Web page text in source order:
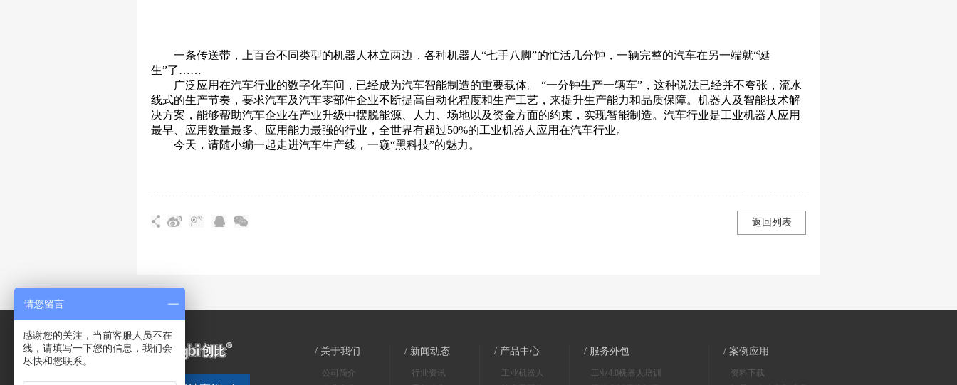
一条传送带，上百台不同类型的机器人林立两边，各种机器人“七手八脚”的忙活几分钟，一辆完整的汽车在另一端就“诞
生”了……
广泛应用在汽车行业的数字化车间，已经成为汽车智能制造的重要载体。 “一分钟生产一辆车”，这种说法已经并不夸张，流水
线式的生产节奏，要求汽车及汽车零部件企业不断提高自动化程度和生产工艺，来提升生产能力和品质保障。机器人及智能技术解
决方案，能够帮助汽车企业在产业升级中摆脱能源、人力、场地以及资金方面的约束，实现智能制造。汽车行业是工业机器人应用
最早、应用数量最多、应用能力最强的行业，全世界有超过50%的工业机器人应用在汽车行业。
今天，请随小编一起走进汽车生产线，一窥“黑科技”的魅力。
返回列表
/ 关于我们
公司简介
/ 新闻动态
行业资讯
/ 产品中心
工业机器人
/ 服务外包
工业4.0机器人培训
/ 案例应用
资料下载
请您留言
感谢您的关注，当前客服人员不在
线，请填写一下您的信息，我们会
尽快和您联系。